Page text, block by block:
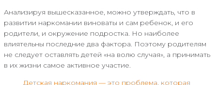
Анализируя вышесказанное, можно утверждать, что в
развитии наркомании виноваты и сам ребенок, и его
родители, и окружение подростка. Но наиболее
влиятельны последние два фактора. Поэтому родителям
не следует оставлять детей «на волю случая», а принимать
в их жизни самое активное участие.
Детская наркомания — это проблема, которая